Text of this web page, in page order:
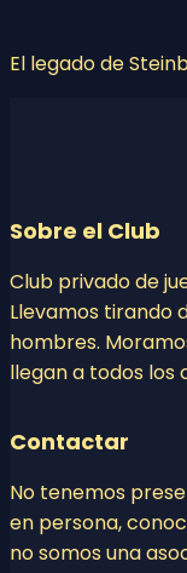
El legado de
Sobre el Club
Club privado de
Llevamos tirando
hombres.
llegan a todos los
Contactar
No tenemos
en persona,
no somos una